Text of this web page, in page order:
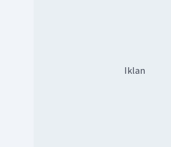
Iklan